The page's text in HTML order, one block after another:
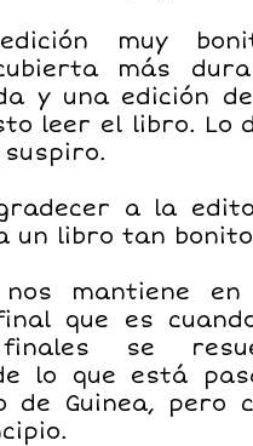
muy
más
y una edición
leer el libro. Lo
a la
un libro tan
mantiene en
que es
finales se
lo que está
de Guinea, pero